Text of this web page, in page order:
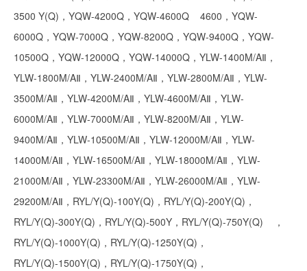
3500 Y(Q)，YQW-4200Q，YQW-4600Q 4600，YQW-
6000Q，YQW-7000Q，YQW-8200Q，YQW-9400Q，YQW-
10500Q，YQW-12000Q，YQW-14000Q，YLW-1400M/AⅡ，
YLW-1800M/AⅡ，YLW-2400M/AⅡ，YLW-2800M/AⅡ，YLW-
3500M/AⅡ，YLW-4200M/AⅡ，YLW-4600M/AⅡ，YLW-
6000M/AⅡ，YLW-7000M/AⅡ，YLW-8200M/AⅡ，YLW-
9400M/AⅡ，YLW-10500M/AⅡ，YLW-12000M/AⅡ，YLW-
14000M/AⅡ，YLW-16500M/AⅡ，YLW-18000M/AⅡ，YLW-
21000M/AⅡ，YLW-23300M/AⅡ，YLW-26000M/AⅡ，YLW-
29200M/AⅡ，RYL/Y(Q)-100Y(Q)，RYL/Y(Q)-200Y(Q)，
RYL/Y(Q)-300Y(Q)，RYL/Y(Q)-500Y，RYL/Y(Q)-750Y(Q) ，
RYL/Y(Q)-1000Y(Q)，RYL/Y(Q)-1250Y(Q)，
RYL/Y(Q)-1500Y(Q)，RYL/Y(Q)-1750Y(Q)，